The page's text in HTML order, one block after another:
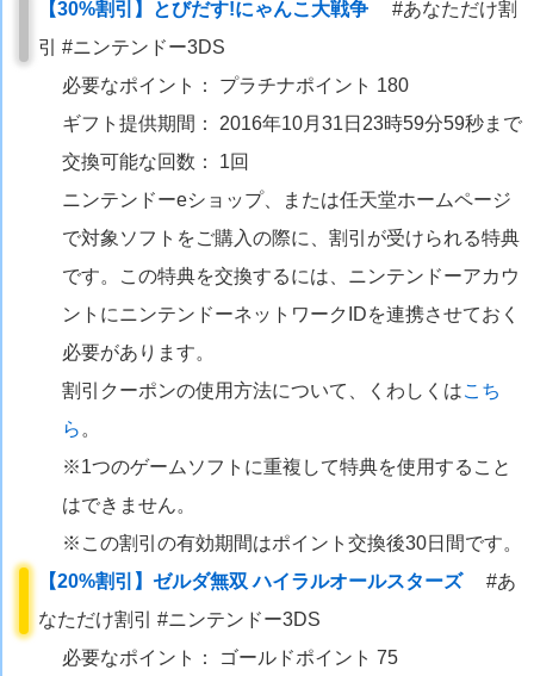
【30%割引】とびだす!にゃんこ大戦争
#あなただけ割
引 #ニンテンドー3DS
必要なポイント： プラチナポイント 180
ギフト提供期間： 2016年10月31日23時59分59秒まで
交換可能な回数： 1回
ニンテンドーeショップ、または任天堂ホームページ
で対象ソフトをご購入の際に、割引が受けられる特典
です。この特典を交換するには、ニンテンドーアカウ
ントにニンテンドーネットワークIDを連携させておく
必要があります。
割引クーポンの使用方法について、くわしくはこち
ら 。
※1つのゲームソフトに重複して特典を使用すること
はできません。
※この割引の有効期間はポイント交換後30日間です。
【20%割引】ゼルダ無双 ハイラルオールスターズ
#あ
なただけ割引 #ニンテンドー3DS
必要なポイント： ゴールドポイント 75